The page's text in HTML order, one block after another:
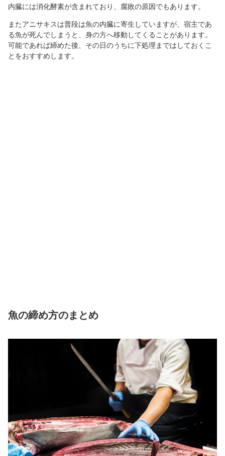
内臓には消化酵素が含まれており、腐敗の原因でもあります。
またアニサキスは普段は魚の内臓に寄生していますが、宿主であ
る魚が死んでしまうと、身の方へ移動してくることがあります。
可能であれば締めた後、その日のうちに下処理まではしておくこ
とをおすすめします。
魚の締め方のまとめ